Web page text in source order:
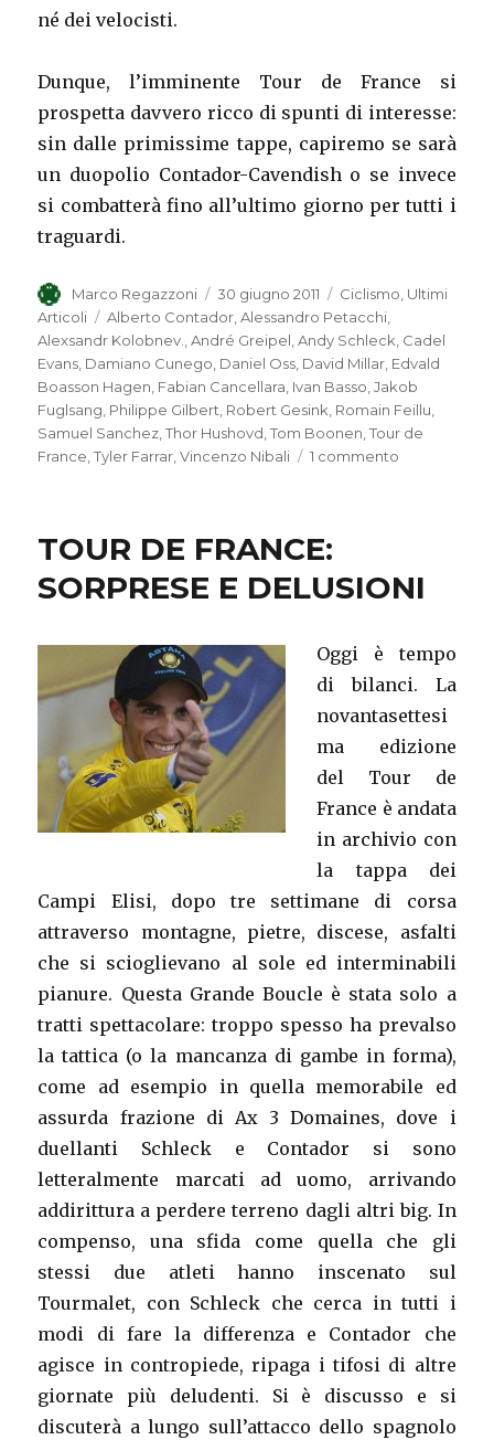
né dei velocisti.
Dunque, l’imminente Tour de France si
prospetta davvero ricco di spunti di interesse:
sin dalle primissime tappe, capiremo se sarà
un duopolio Contador-Cavendish o se invece
si combatterà fino all’ultimo giorno per tutti i
traguardi.
Autore
Marco Regazzoni
Pubblicato
il
30 giugno 2011 Categorie
Ciclismo Ultimi
Articoli
Tag
Alberto Contador ,Alessandro Petacchi
Alexsandr Kolobnev. ,André Greipel ,Andy Schleck Cadel
Evans Damiano Cunego Daniel Oss David Millar Edvald
Boasson Hagen Fabian Cancellara Ivan Basso ,Jakob
Fuglsang Philippe Gilbert Robert Gesink Romain Feillu
Samuel Sanchez ,Thor Hushovd ,Tom Boonen ,Tour de
France ,Tyler Farrar ,Vincenzo Nibali 1 commento
TOUR DE FRANCE:
SORPRESE E DELUSIONI
Oggi è tempo
di bilanci. La
novantasettesi
ma edizione
del Tour de
France è andata
in archivio con
la tappa dei
Campi Elisi, dopo tre settimane di corsa
attraverso montagne, pietre, discese, asfalti
che si scioglievano al sole ed interminabili
pianure. Questa Grande Boucle è stata solo a
tratti spettacolare: troppo spesso ha prevalso
la tattica (o la mancanza di gambe in forma),
come ad esempio in quella memorabile ed
assurda frazione di Ax 3 Domaines, dove i
duellanti Schleck e Contador si sono
letteralmente marcati ad uomo, arrivando
addirittura a perdere terreno dagli altri big. In
compenso, una sfida come quella che gli
stessi due atleti hanno inscenato sul
Tourmalet, con Schleck che cerca in tutti i
modi di fare la differenza e Contador che
agisce in contropiede, ripaga i tifosi di altre
giornate più deludenti. Si è discusso e si
discuterà a lungo sull’attacco dello spagnolo